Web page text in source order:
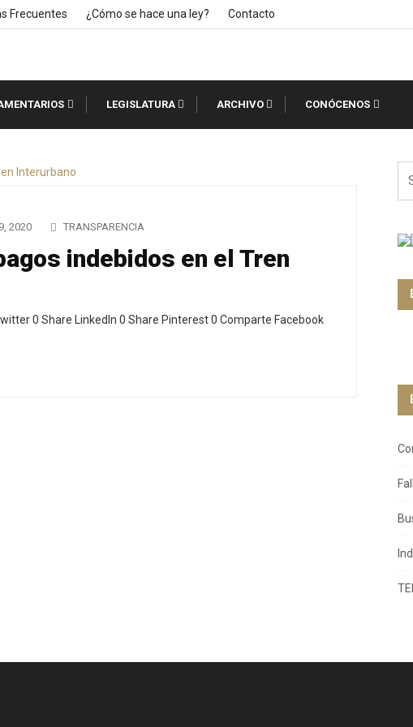
Frecuentes ¿Cómo se hace una ley? Contacto
LEGISLATURA ARCHIVO CONÓCENOS
2020 TRANSPARENCIA
indebidos en el Tren
0 Share LinkedIn 0 Share Pinterest 0 Comparte Facebook